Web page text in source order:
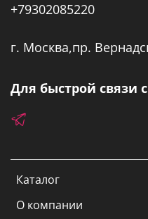
Каталог
О компании
+79302085220
г. Москва,пр.
Для быстрой связи